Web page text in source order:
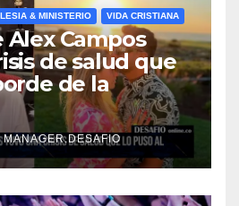
& MINISTERIO VIDA CRISTIANA
Campos
de salud que
de la
MANAGER.DESAFIO